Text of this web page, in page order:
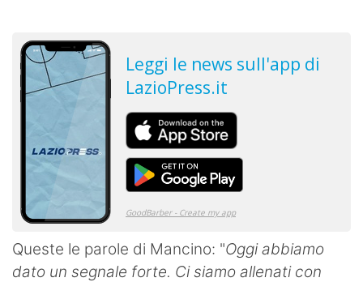
Queste le parole di Mancino: "Oggi abbiamo
dato un segnale forte. Ci siamo allenati con